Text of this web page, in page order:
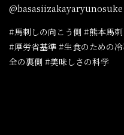
@basasiizakayaryunosuke
#馬刺しの向こう側 #熊本馬
#厚労省基準 #生食のための
全の裏側 #美味しさの科学